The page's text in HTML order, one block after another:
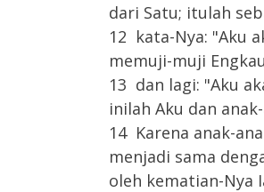
dari Satu; itulah
12 kata-Nya: "Aku
memuji-muji
13 dan lagi: "Aku
inilah Aku dan
14 Karena anak-
menjadi sama
oleh kematian-Nya